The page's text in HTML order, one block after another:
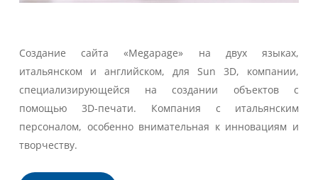
Создание сайта «Megapage» на двух языках,
итальянском и английском, для Sun 3D, компании,
специализирующейся на создании объектов с
помощью 3D-печати. Компания с итальянским
персоналом, особенно внимательная к инновациям и
творчеству.